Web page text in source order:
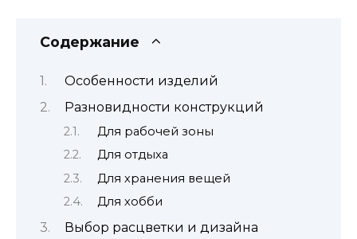
Содержание
Особенности изделий
Разновидности конструкций
Для рабочей зоны
Для отдыха
Для хранения вещей
Для хобби
Выбор расцветки и дизайна